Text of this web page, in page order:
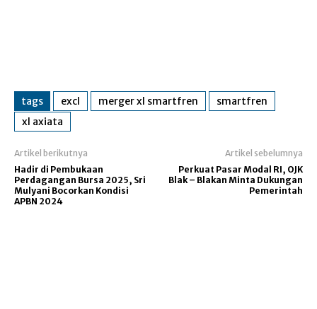
tags excl merger xl smartfren
smartfren
xl axiata
Artikel berikutnya
Hadir di Pembukaan
Perdagangan Bursa 2025, Sri
Mulyani Bocorkan Kondisi
APBN 2024
Artikel sebelumnya
Perkuat Pasar Modal RI, OJK
Blak – Blakan Minta Dukungan
Pemerintah